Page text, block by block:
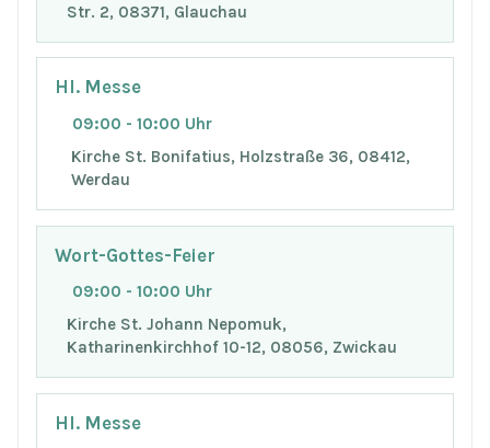
Str. 2, 08371, Glauchau
Hl. Messe
09:00 - 10:00 Uhr
Kirche St. Bonifatius, Holzstraße 36, 08412,
Werdau
Wort-Gottes-Feier
09:00 - 10:00 Uhr
Kirche St. Johann Nepomuk,
Katharinenkirchhof 10-12, 08056, Zwickau
Hl. Messe